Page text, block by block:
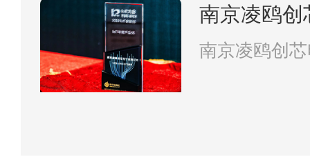
南京凌鸥创
南京凌鸥创